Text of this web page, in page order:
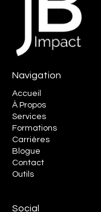
Navigation
Accueil
À Propos
Services
Formations
Carrières
Blogue
Contact
Outils
Social